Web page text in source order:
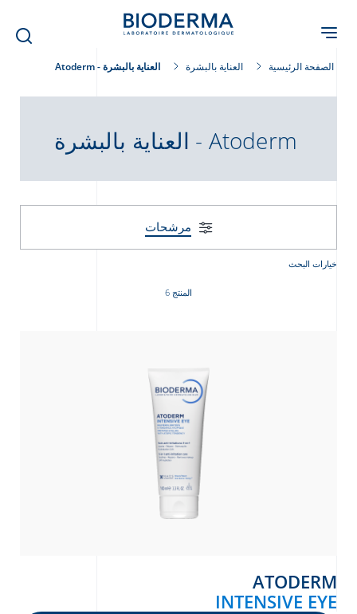
content
الصفحة الرئيسية العناية بالبشرة العناية بالبشرة - Atoderm
العناية بالبشرة - Atoderm
مرشحات
خيارات البحث
المنتج 6
ATODERM
INTENSIVE EYE